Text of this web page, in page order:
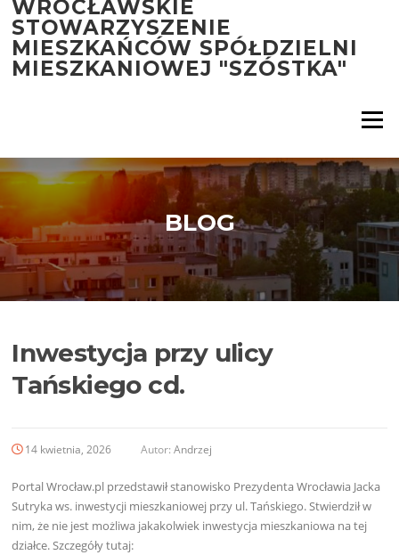
Przejdź
do
treści
WROCŁAWSKIE
STOWARZYSZENIE
MIESZKAŃCÓW SPÓŁDZIELNI
MIESZKANIOWEJ "SZÓSTKA"
Menu
BLOG
Inwestycja przy ulicy
Tańskiego cd.
14 kwietnia, 2026 Autor:Andrzej
Portal Wrocław.pl przedstawił stanowisko Prezydenta Wrocławia Jacka
Sutryka ws. inwestycji mieszkaniowej przy ul. Tańskiego. Stwierdził w
nim, że nie jest możliwa jakakolwiek inwestycja mieszkaniowa na tej
działce. Szczegóły tutaj: